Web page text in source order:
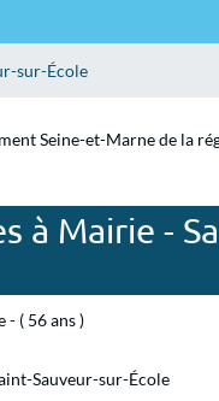
sur-École
Seine-et-Marne de la
à Mairie -
- ( 56 ans )
Sauveur-sur-École